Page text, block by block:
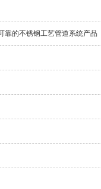
靠的不锈钢工艺管道系统产品